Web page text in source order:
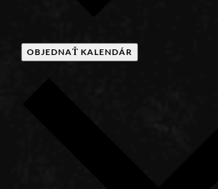
OBJEDNAŤ KALENDÁR